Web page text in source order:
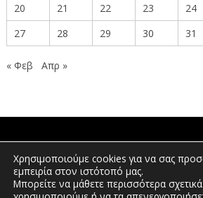
20
21 22 23 24
27
28 29 30 31
« Φεβ Απρ »
ΠΟΛΙΤΕΣ
Χρησιμοποιούμε cookies για να σας
εμπειρία στον ιστότοπό μας.
Μπορείτε να μάθετε περισσότερα